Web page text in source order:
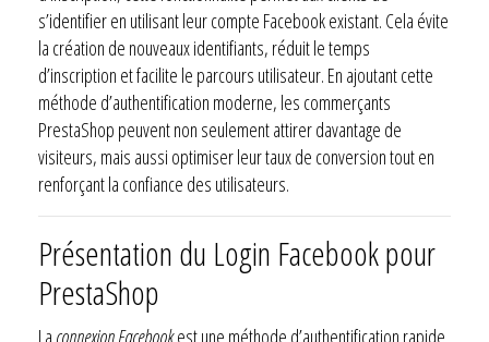
s’identifier en utilisant leur compte Facebook existant. Cela évite
la création de nouveaux identifiants, réduit le temps
d’inscription et facilite le parcours utilisateur. En ajoutant cette
méthode d’authentification moderne, les commerçants
PrestaShop peuvent non seulement attirer davantage de
visiteurs, mais aussi optimiser leur taux de conversion tout en
renforçant la confiance des utilisateurs.
Présentation du Login Facebook pour
PrestaShop
La connexion Facebookest une méthode d’authentification rapide